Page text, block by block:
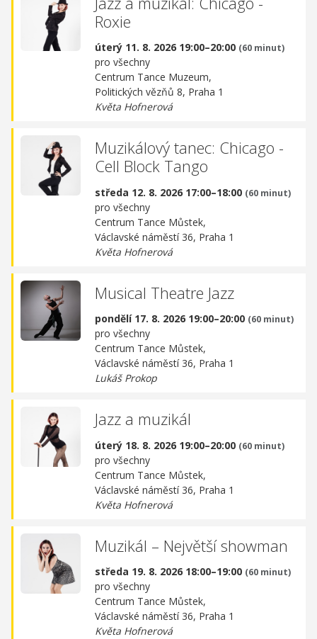
Roxie
úterý 11. 8. 2026 19:00–20:00 (60 minut)
pro všechny
Centrum Tance Muzeum,
Politických vězňů 8, Praha 1
Květa Hofnerová
Muzikálový tanec: Chicago -
Cell Block Tango
středa 12. 8. 2026 17:00–18:00 (60 minut)
pro všechny
Centrum Tance Můstek,
Václavské náměstí 36, Praha 1
Květa Hofnerová
Musical Theatre Jazz
pondělí 17. 8. 2026 19:00–20:00 (60 minut)
pro všechny
Centrum Tance Můstek,
Václavské náměstí 36, Praha 1
Lukáš Prokop
Jazz a muzikál
úterý 18. 8. 2026 19:00–20:00 (60 minut)
pro všechny
Centrum Tance Můstek,
Václavské náměstí 36, Praha 1
Květa Hofnerová
Muzikál – Největší showman
středa 19. 8. 2026 18:00–19:00 (60 minut)
pro všechny
Centrum Tance Můstek,
Václavské náměstí 36, Praha 1
Květa Hofnerová